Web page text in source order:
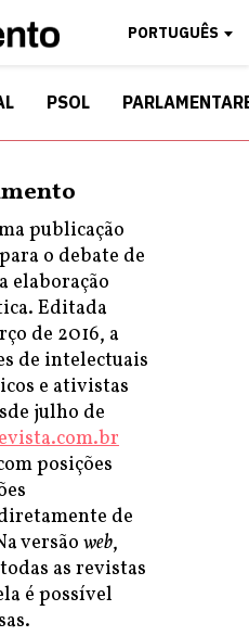
PORTUGUÊS
PSOL
publicação
o debate de
elaboração
Editada
de 2016, a
de intelectuais
e ativistas
julho de
posições
de
versão web,
as revistas
é possível